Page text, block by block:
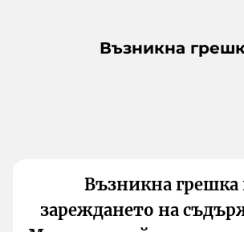
Възникна
Възникна грешка
зареждането на